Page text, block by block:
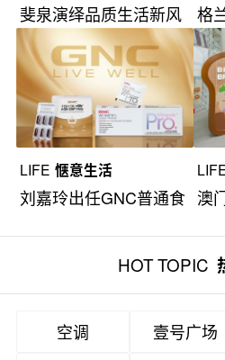
斐泉演绎品质生活新风
尚
格
LIFE 惬意生活
刘嘉玲出任GNC普通食 澳
HOT TOPIC
空调 壹号广场